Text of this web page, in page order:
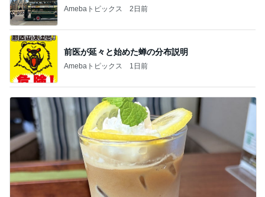
Amebaトピックス 2日前
前医が延々と始めた蝉の分布説明
Amebaトピックス 1日前